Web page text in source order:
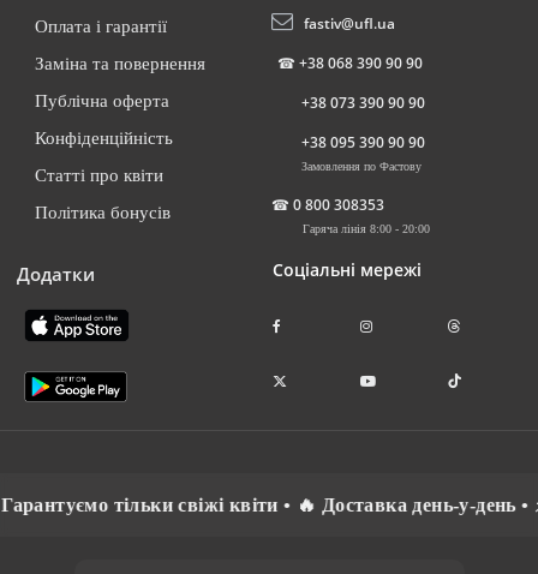
Оплата і гарантії
Заміна та повернення
Публічна оферта
Конфіденційність
Статті про квіти
Політика бонусів
Додатки
fastiv@ufl.ua
☎ +38 068 390 90 90
+38 073 390 90 90
+38 095 390 90 90
Замовлення по Фастову
☎ 0 800 308353
Гаряча лінія 8:00 - 20:00
Соціальні мережі
тільки свіжі квіти • 🔥 Доставка день-у-день